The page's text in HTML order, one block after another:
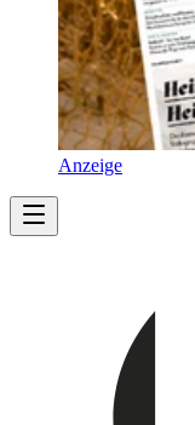
Anzeige